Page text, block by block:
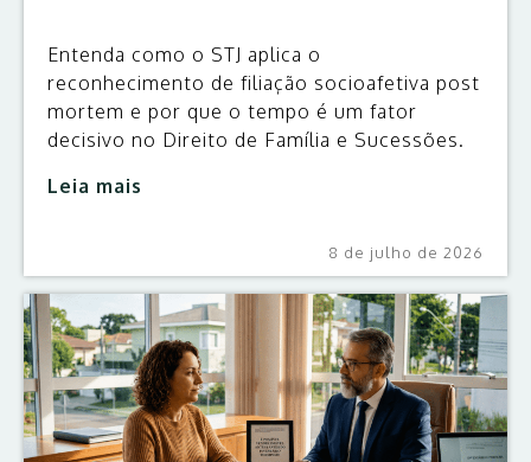
Entenda como o STJ aplica o
reconhecimento de filiação socioafetiva post
mortem e por que o tempo é um fator
decisivo no Direito de Família e Sucessões.
Leia mais
8 de julho de 2026